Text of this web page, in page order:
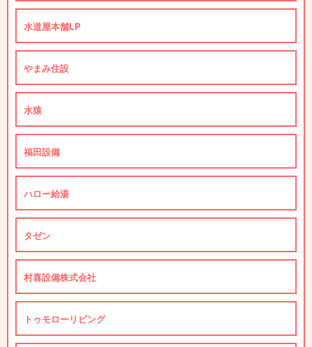
水道屋本舗LP
やまみ住設
水猿
福田設備
ハロー給湯
タゼン
村喜設備株式会社
トゥモローリビング